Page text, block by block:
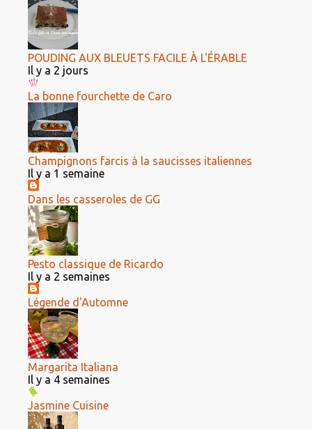
POUDING AUX BLEUETS FACILE À L'ÉRABLE
Il y a 2 jours
La bonne fourchette de Caro
Champignons farcis à la saucisses italiennes
Il y a 1 semaine
Dans les casseroles de GG
Pesto classique de Ricardo
Il y a 2 semaines
Légende d'Automne
Margarita Italiana
Il y a 4 semaines
Jasmine Cuisine